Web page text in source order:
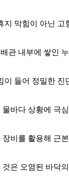
지 막힘이 아닌 고
관 내부에 쌓인
이 들어 정밀한 진
바다 상황에 극
비를 활용해 근본
은 오염된 바닥